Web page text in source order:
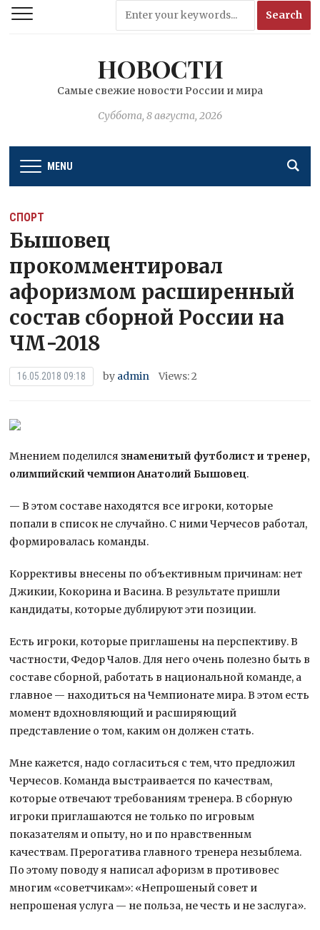
НОВОСТИ
Самые свежие новости России и мира
Суббота, 8 августа, 2026
MENU
СПОРТ
Бышовец
прокомментировал
афоризмом расширенный
состав сборной России на
ЧМ-2018
16.05.2018 09:18 by admin Views: 2
Мнением поделился знаменитый футболист и тренер,
олимпийский чемпион Анатолий Бышовец.
— В этом составе находятся все игроки, которые
попали в список не случайно. С ними Черчесов работал,
формировалась команды.
Коррективы внесены по объективным причинам: нет
Джикии, Кокорина и Васина. В результате пришли
кандидаты, которые дублируют эти позиции.
Есть игроки, которые приглашены на перспективу. В
частности, Федор Чалов. Для него очень полезно быть в
составе сборной, работать в национальной команде, а
главное — находиться на Чемпионате мира. В этом есть
момент вдохновляющий и расширяющий
представление о том, каким он должен стать.
Мне кажется, надо согласиться с тем, что предложил
Черчесов. Команда выстраивается по качествам,
которые отвечают требованиям тренера. В сборную
игроки приглашаются не только по игровым
показателям и опыту, но и по нравственным
качествам. Прерогатива главного тренера незыблема.
По этому поводу я написал афоризм в противовес
многим «советчикам»: «Непрошеный совет и
непрошеная услуга — не польза, не честь и не заслуга».